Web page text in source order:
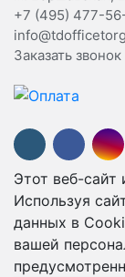
+7 (495) 477-
Заказать звонок
Этот веб-сайт
Используя
данных в
вашей